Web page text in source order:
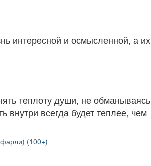
интересной и осмысленной, а их
теплоту души, не обманываясь
внутри всегда будет теплее, чем
(100+)